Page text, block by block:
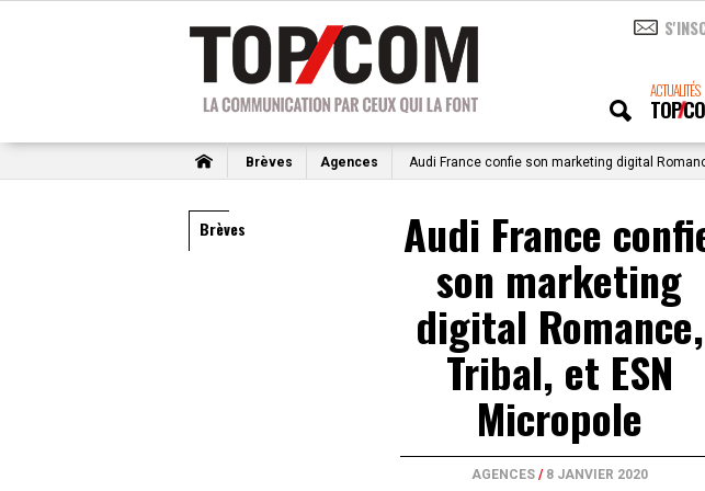
ACTUALITÉS
TOP
Brèves Agences Audi France confie son marketing digital
Brèves Audi France
son marketing
digital Romance,
Tribal, et ESN
Micropole
AGENCES/ 8 JANVIER 2020